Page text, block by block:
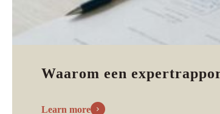
Waarom een
Learn more